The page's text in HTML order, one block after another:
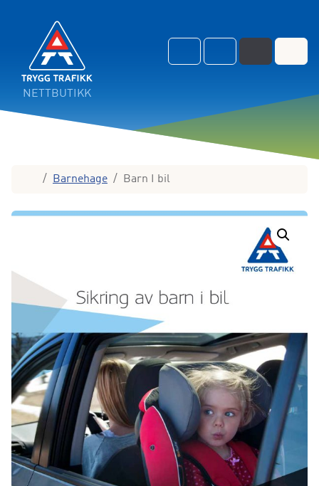
NETTBUTIKK
SearchAccount Menu
HomeBarnehage Barn I bil